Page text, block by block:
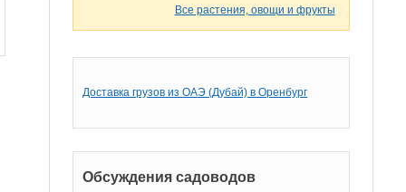
Все растения, овощи и фрукты
Доставка грузов из ОАЭ (Дубай) в Оренбург
Обсуждения садоводов